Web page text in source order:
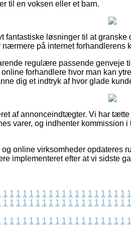
til en voksen eller et barn.
fantastiske løsninger til at
nærmere på internet forhandlerens
regulære passende genveje
forhandlere hvor man kan
dig et indtryk af hvor glade
af annonceindtægter. Vi har
varer, og indhenter
online virksomheder opdateres
implementeret efter at vi sidste
1 1 1 1 1 1 1 1 1 1 1 1 1 1 1 1 1 1 1 1
1 1 1 1 1 1 1 1 1 1 1 1 1 1 1 1 1 1 1 1
1 1 1 1 1 1 1 1 1 1 1 1 1 1 1 1 1 1 1 1